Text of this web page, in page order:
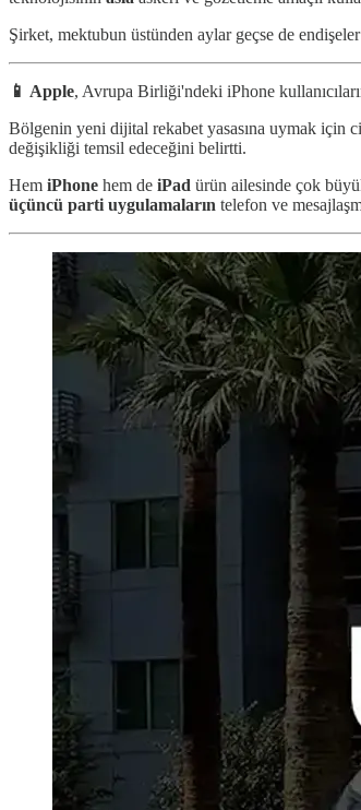
Şirket, mektubun üstünden aylar geçse de
📱 Apple, Avrupa Birliği'ndeki iPhone
Bölgenin yeni dijital rekabet yasasına uymak için
değişikliği temsil edeceğini belirtti.
Hem iPhone hem de iPad ürün ailesinde çok
üçüncü parti uygulamaların telefon ve